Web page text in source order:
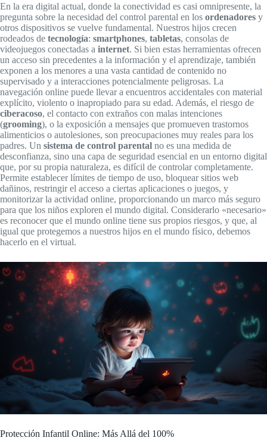
En la era digital actual, donde la conectividad es casi omnipresente, la
pregunta sobre la necesidad del control parental en los ordenadores y
otros dispositivos se vuelve fundamental. Nuestros hijos crecen
rodeados de tecnología: smartphones, tabletas, consolas de
videojuegos conectadas a internet. Si bien estas herramientas ofrecen
un acceso sin precedentes a la información y el aprendizaje, también
exponen a los menores a una vasta cantidad de contenido no
supervisado y a interacciones potencialmente peligrosas. La
navegación online puede llevar a encuentros accidentales con material
explícito, violento o inapropiado para su edad. Además, el riesgo de
ciberacoso, el contacto con extraños con malas intenciones
(grooming), o la exposición a mensajes que promueven trastornos
alimenticios o autolesiones, son preocupaciones muy reales para los
padres. Un sistema de control parental no es una medida de
desconfianza, sino una capa de seguridad esencial en un entorno digital
que, por su propia naturaleza, es difícil de controlar completamente.
Permite establecer límites de tiempo de uso, bloquear sitios web
dañinos, restringir el acceso a ciertas aplicaciones o juegos, y
monitorizar la actividad online, proporcionando un marco más seguro
para que los niños exploren el mundo digital. Considerarlo «necesario»
es reconocer que el mundo online tiene sus propios riesgos, y que, al
igual que protegemos a nuestros hijos en el mundo físico, debemos
hacerlo en el virtual.
Protección Infantil Online: Más Allá del 100%